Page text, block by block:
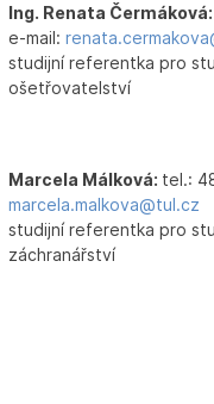
Ing. Renata Čermáková:
e-mail:
studijní referentka pro
ošetřovatelství
Marcela Málková: tel.:
marcela.malkova@tul.cz
studijní referentka pro
záchranářství